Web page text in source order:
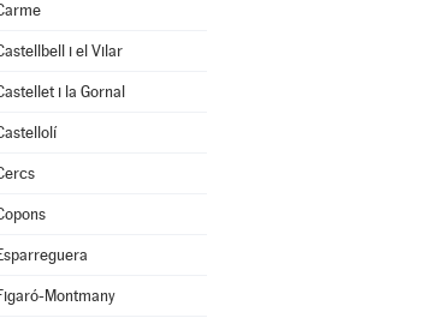
i el Vilar
i la Gornal
Montmany